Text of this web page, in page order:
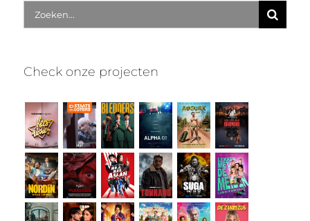
Zoek
naar:
Check onze projecten